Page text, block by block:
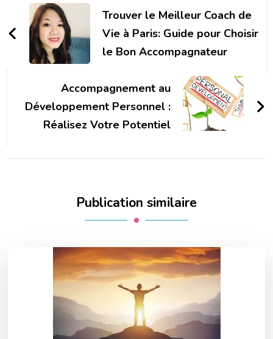
d'article
Trouver le Meilleur Coach de
Vie à Paris: Guide pour Choisir
le Bon Accompagnateur
Accompagnement au
Développement Personnel :
Réalisez Votre Potentiel
Publication similaire